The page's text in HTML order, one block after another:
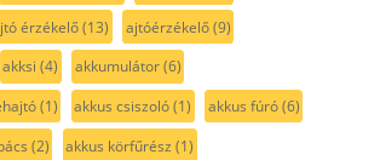
érzékelő(13) ajtóérzékelő(9)
akksi (4) akkumulátor(6)
(1) akkus csiszoló(1) akkus fúró(6)
(2) akkus körfűrész (1)